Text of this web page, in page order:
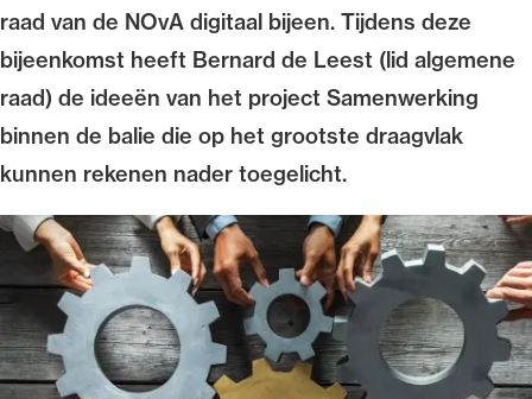
raad van de NOvA digitaal bijeen. Tijdens deze
bijeenkomst heeft Bernard de Leest (lid algemene
raad) de ideeën van het project Samenwerking
binnen de balie die op het grootste draagvlak
kunnen rekenen nader toegelicht.
Ondersteuning voor advocaten bij hun
beroepsuitoefening: van de advocatenpas tot
het rechtsgebiedenregister en
geheimhoudernummers.